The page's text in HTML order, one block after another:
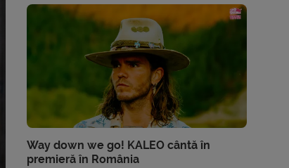
Way down we go! KALEO cântă în
premieră în România